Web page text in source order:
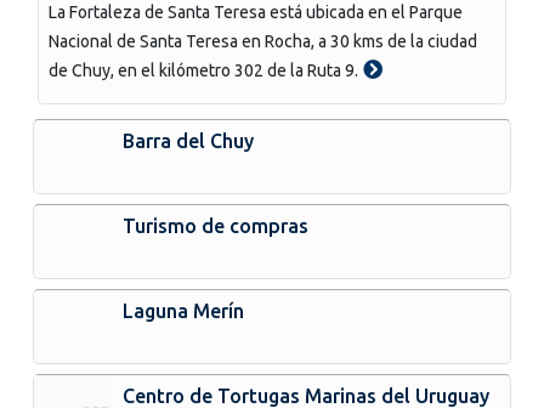
La Fortaleza de Santa Teresa está ubicada en el Parque
Nacional de Santa Teresa en Rocha, a 30 kms de la ciudad
de Chuy, en el kilómetro 302 de la Ruta 9.
Barra del Chuy
Turismo de compras
Laguna Merín
Centro de Tortugas Marinas del Uruguay